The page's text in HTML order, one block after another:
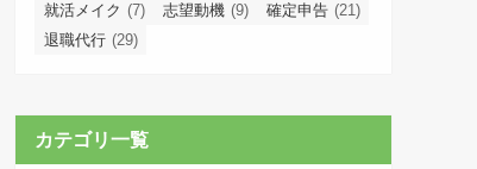
就活メイク (7) 志望動機 (9) 確定申告 (21)
退職代行 (29)
カテゴリ一覧